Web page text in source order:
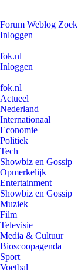
Forum Weblog Zoek
Inloggen
fok.nl
Inloggen
fok.nl
Actueel
Nederland
Internationaal
Economie
Politiek
Tech
Showbiz en Gossip
Opmerkelijk
Entertainment
Showbiz en Gossip
Muziek
Film
Televisie
Media & Cultuur
Bioscoopagenda
Sport
Voetbal